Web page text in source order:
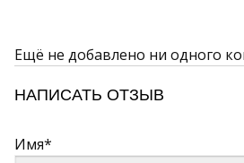
Ещё не добавлено ни одного
НАПИСАТЬ ОТЗЫВ
Имя*